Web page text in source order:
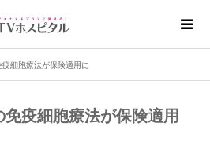
細胞療法が保険適用に
疫細胞療法が保険適用